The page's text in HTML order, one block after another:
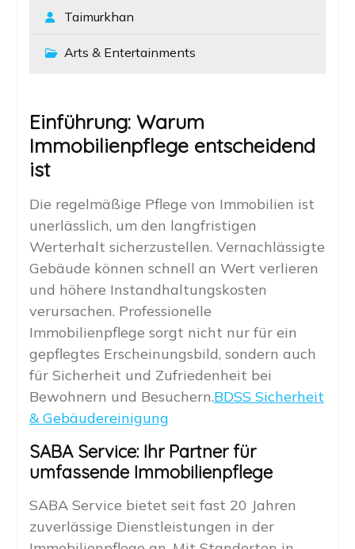
Taimurkhan
Arts & Entertainments
Einführung: Warum
Immobilienpflege entscheidend
ist
Die regelmäßige Pflege von Immobilien ist
unerlässlich, um den langfristigen
Werterhalt sicherzustellen. Vernachlässigte
Gebäude können schnell an Wert verlieren
und höhere Instandhaltungskosten
verursachen. Professionelle
Immobilienpflege sorgt nicht nur für ein
gepflegtes Erscheinungsbild, sondern auch
für Sicherheit und Zufriedenheit bei
Bewohnern und Besuchern.BDSS Sicherheit
& Gebäudereinigung
SABA Service: Ihr Partner für
umfassende Immobilienpflege
SABA Service bietet seit fast 20 Jahren
zuverlässige Dienstleistungen in der